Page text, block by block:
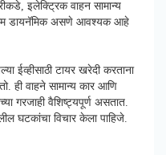
इलेक्ट्रिक वाहन सामान्य
डायनॅमिक असणे आवश्यक आहे
ईव्हीसाठी टायर खरेदी करताना
ही वाहने सामान्य कार आणि
गरजाही वैशिष्ट्यपूर्ण असतात.
घटकांचा विचार केला पाहिजे.